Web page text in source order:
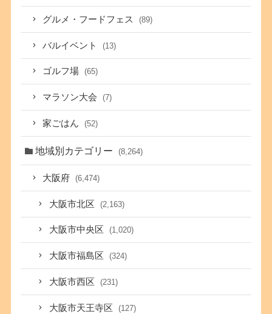
グルメ・フードフェス (89)
バルイベント (13)
ゴルフ場 (65)
マラソン大会 (7)
家ごはん (52)
地域別カテゴリー (8,264)
大阪府 (6,474)
大阪市北区 (2,163)
大阪市中央区 (1,020)
大阪市福島区 (324)
大阪市西区 (231)
大阪市天王寺区 (127)